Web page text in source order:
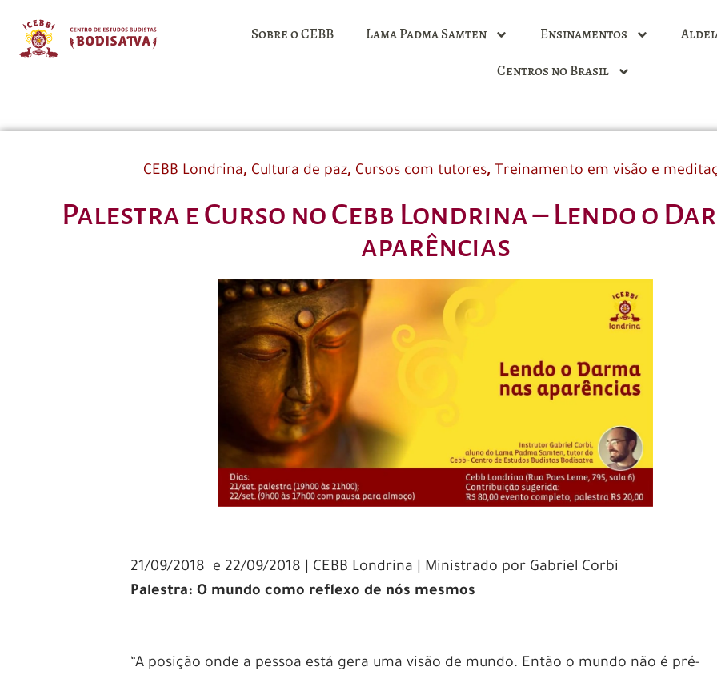
Sobre o CEBB Lama Padma Samten Ensinamentos
Centros no Brasil
CEBB Londrina, Cultura de paz, Cursos com tutores, Treinamento em visão e
Palestra e Curso no Cebb Londrina – Lendo o
aparências
21/09/2018 e 22/09/2018 | CEBB Londrina | Ministrado por Gabriel Corbi
Palestra: O mundo como reflexo de nós mesmos
“A posição onde a pessoa está gera uma visão de mundo. Então o mundo não é pré-